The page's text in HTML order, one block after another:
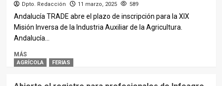
Dpto. Redacción 11 marzo, 2025 589
Andalucía TRADE abre el plazo de inscripción para la XIX
Misión Inversa de la Industria Auxiliar de la Agricultura.
Andalucía...
MÁS
AGRÍCOLA FERIAS